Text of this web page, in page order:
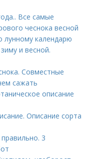
Все самые
чеснока весной
лунному календарю
и весной.
Совместные
сажать
описание
Описание сорта
3